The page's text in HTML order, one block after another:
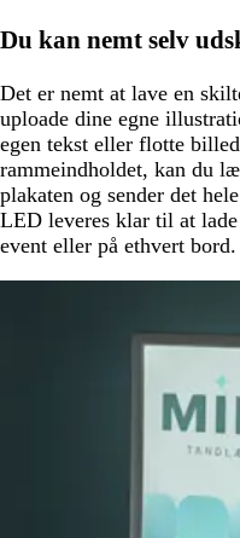
Du kan nemt selv
Det er nemt at lave en
uploade dine egne
egen tekst eller flotte
rammeindholdet, kan du
plakaten og sender det
LED leveres klar til at
event eller på ethvert bord.